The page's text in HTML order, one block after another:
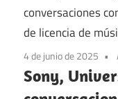
4 de junio de 2025
Sony,